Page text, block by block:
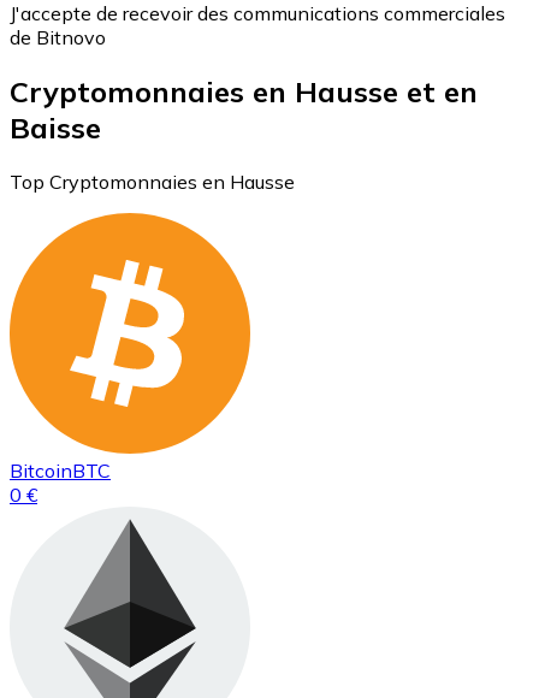
J'accepte de recevoir des communications commerciales
de Bitnovo
Cryptomonnaies en Hausse et en
Baisse
Top Cryptomonnaies en Hausse
BitcoinBTC
0 €